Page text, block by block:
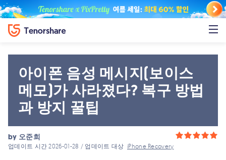
아이폰 음성 메시지(보이스
메모)가 사라졌다? 복구 방법
과 방지 꿀팁
by 오준희
업데이트 시간 2026-01-28 / 업데이트 대상iPhone Recovery